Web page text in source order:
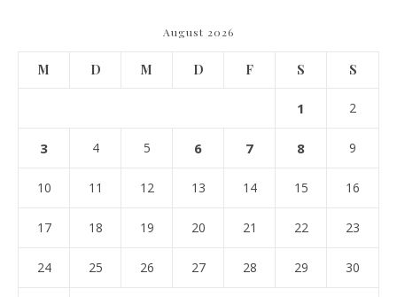
August 2026
M D M D F S S
1 2
3 4 5 6 7 8 9
10 11 12 13 14 15 16
17 18 19 20 21 22 23
24 25 26 27 28 29 30